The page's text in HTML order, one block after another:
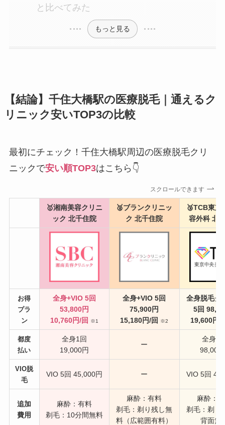
と比べてみた
もっと見る
【結論】千住大橋駅の医療脱毛｜通えるク
リニック安いTOP3の比較
最初にチェック！千住大橋駅周辺の医療脱毛クリ
ニックで安い順TOP3はこちら👇
スクロールできます
🥇湘南美容クリニ
ック 北千住院
🥈ブランクリニッ
ク 北千住院
🥉TCB東京
容外科 北
お得
プラ
ン
全身+VIO 5回
53,800円
10,760円/回
※1
全身+VIO 5回
75,900円
15,180円/回
※2
全身脱毛ク
5回
19,600円/
都度
払い
全身1回
19,000円
ー
全身1
98,000
VIO脱
毛
VIO 5回 45,000円 ー VIO 5回
追加
費用
麻酔：有料
剃毛：10分間無料
麻酔：有料
剃毛：剃り残し無
料（広範囲有料）
麻酔：
剃毛：剃り
背面無